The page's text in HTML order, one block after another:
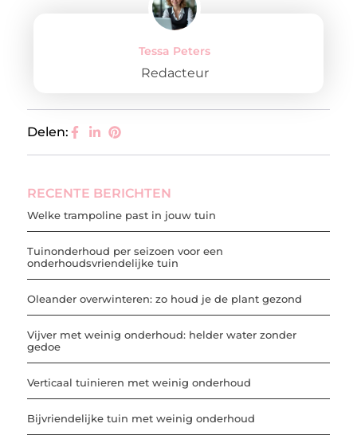
Tessa Peters
Redacteur
Delen:
RECENTE BERICHTEN
Welke trampoline past in jouw tuin
Tuinonderhoud per seizoen voor een
onderhoudsvriendelijke tuin
Oleander overwinteren: zo houd je de plant gezond
Vijver met weinig onderhoud: helder water zonder
gedoe
Verticaal tuinieren met weinig onderhoud
Bijvriendelijke tuin met weinig onderhoud